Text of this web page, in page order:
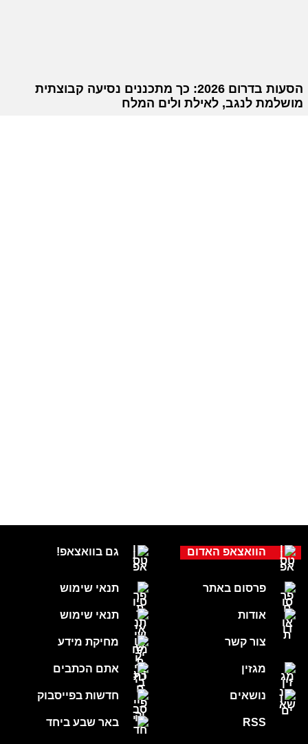
הסעות בדרום 2026: כך מתכננים נסיעה קבוצתית
מושלמת לנגב, לאילת ולים המלח
גם בוואצאפ!
תנאי שימוש
תנאי שימוש
מחיקת מידע
אתם הכתבים
חדשות בפייסבוק
באר שבע ביחד
הוואצאפ האדום
פרסום באתר
אודות
צור קשר
מגזין
נושאים
RSS